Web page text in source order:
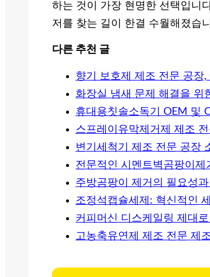
하는 것이 가장 현명한 선택입니
저를 찾는 길이 한결 수월해졌습
다른 추천 글
향기 보호제 제조 전문 공장
화장실 냄새 문제 해결을 위
휴대용칫솔소독기 OEM 및
스프레이유막제거제 제조
변기세척기 제조 전문 공장
전문적인 시멘트벽곰팡이
주방곰팡이 제거의 필요성
조정석캡슐세제: 혁신적인
커피머신 디스케일링 제대로
고농축유연제 제조 전문 제